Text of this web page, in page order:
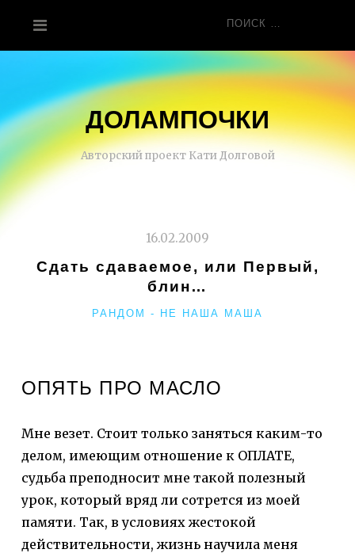
содержанию
Поиск
ДОЛАМПОЧКИ
Авторский проект Кати Долговой
16.02.2009
Сдать сдаваемое, или Первый,
блин…
РУБРИКИ
РАНДОМ - НЕ НАША МАША
ОПЯТЬ ПРО МАСЛО
Мне везет. Стоит только заняться каким-то
делом, имеющим отношение к ОПЛАТЕ,
судьба преподносит мне такой полезный
урок, который вряд ли сотрется из моей
памяти. Так, в условиях жестокой
действительности, жизнь научила меня